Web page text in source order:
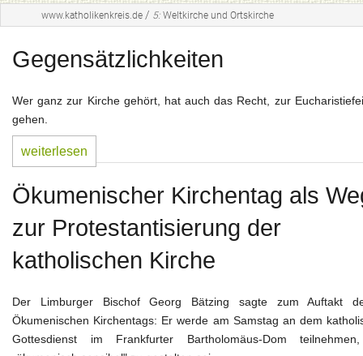
Unsere Leitideen
Kompakt
Glaube und geistl. Leben
Gesellschaft und Staat
Impressum
www.katholikenkreis.de / 5: Weltkirche und Ortskirche
Gegensätzlichkeiten
Wer ganz zur Kirche gehört, hat auch das Recht, zur
gehen.
weiterlesen
Ökumenischer Kirchentag als
zur Protestantisierung der
katholischen Kirche
Der Limburger Bischof Georg Bätzing sagte zum Auftakt
Ökumenischen Kirchentags: Er werde am Samstag an dem
Gottesdienst im Frankfurter Bartholomäus-Dom